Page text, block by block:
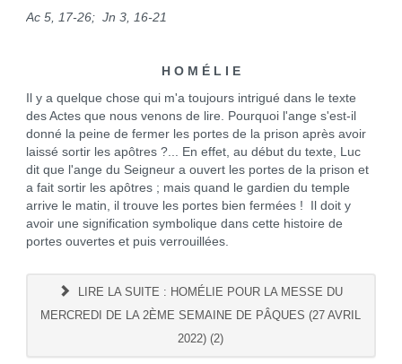
Ac 5, 17-26; Jn 3, 16-21
H O M É L I E
Il y a quelque chose qui m'a toujours intrigué dans le texte
des Actes que nous venons de lire. Pourquoi l'ange s'est-il
donné la peine de fermer les portes de la prison après avoir
laissé sortir les apôtres ?... En effet, au début du texte, Luc
dit que l'ange du Seigneur a ouvert les portes de la prison et
a fait sortir les apôtres ; mais quand le gardien du temple
arrive le matin, il trouve les portes bien fermées ! Il doit y
avoir une signification symbolique dans cette histoire de
portes ouvertes et puis verrouillées.
LIRE LA SUITE : HOMÉLIE POUR LA MESSE DU
MERCREDI DE LA 2ÈME SEMAINE DE PÂQUES (27 AVRIL
2022) (2)